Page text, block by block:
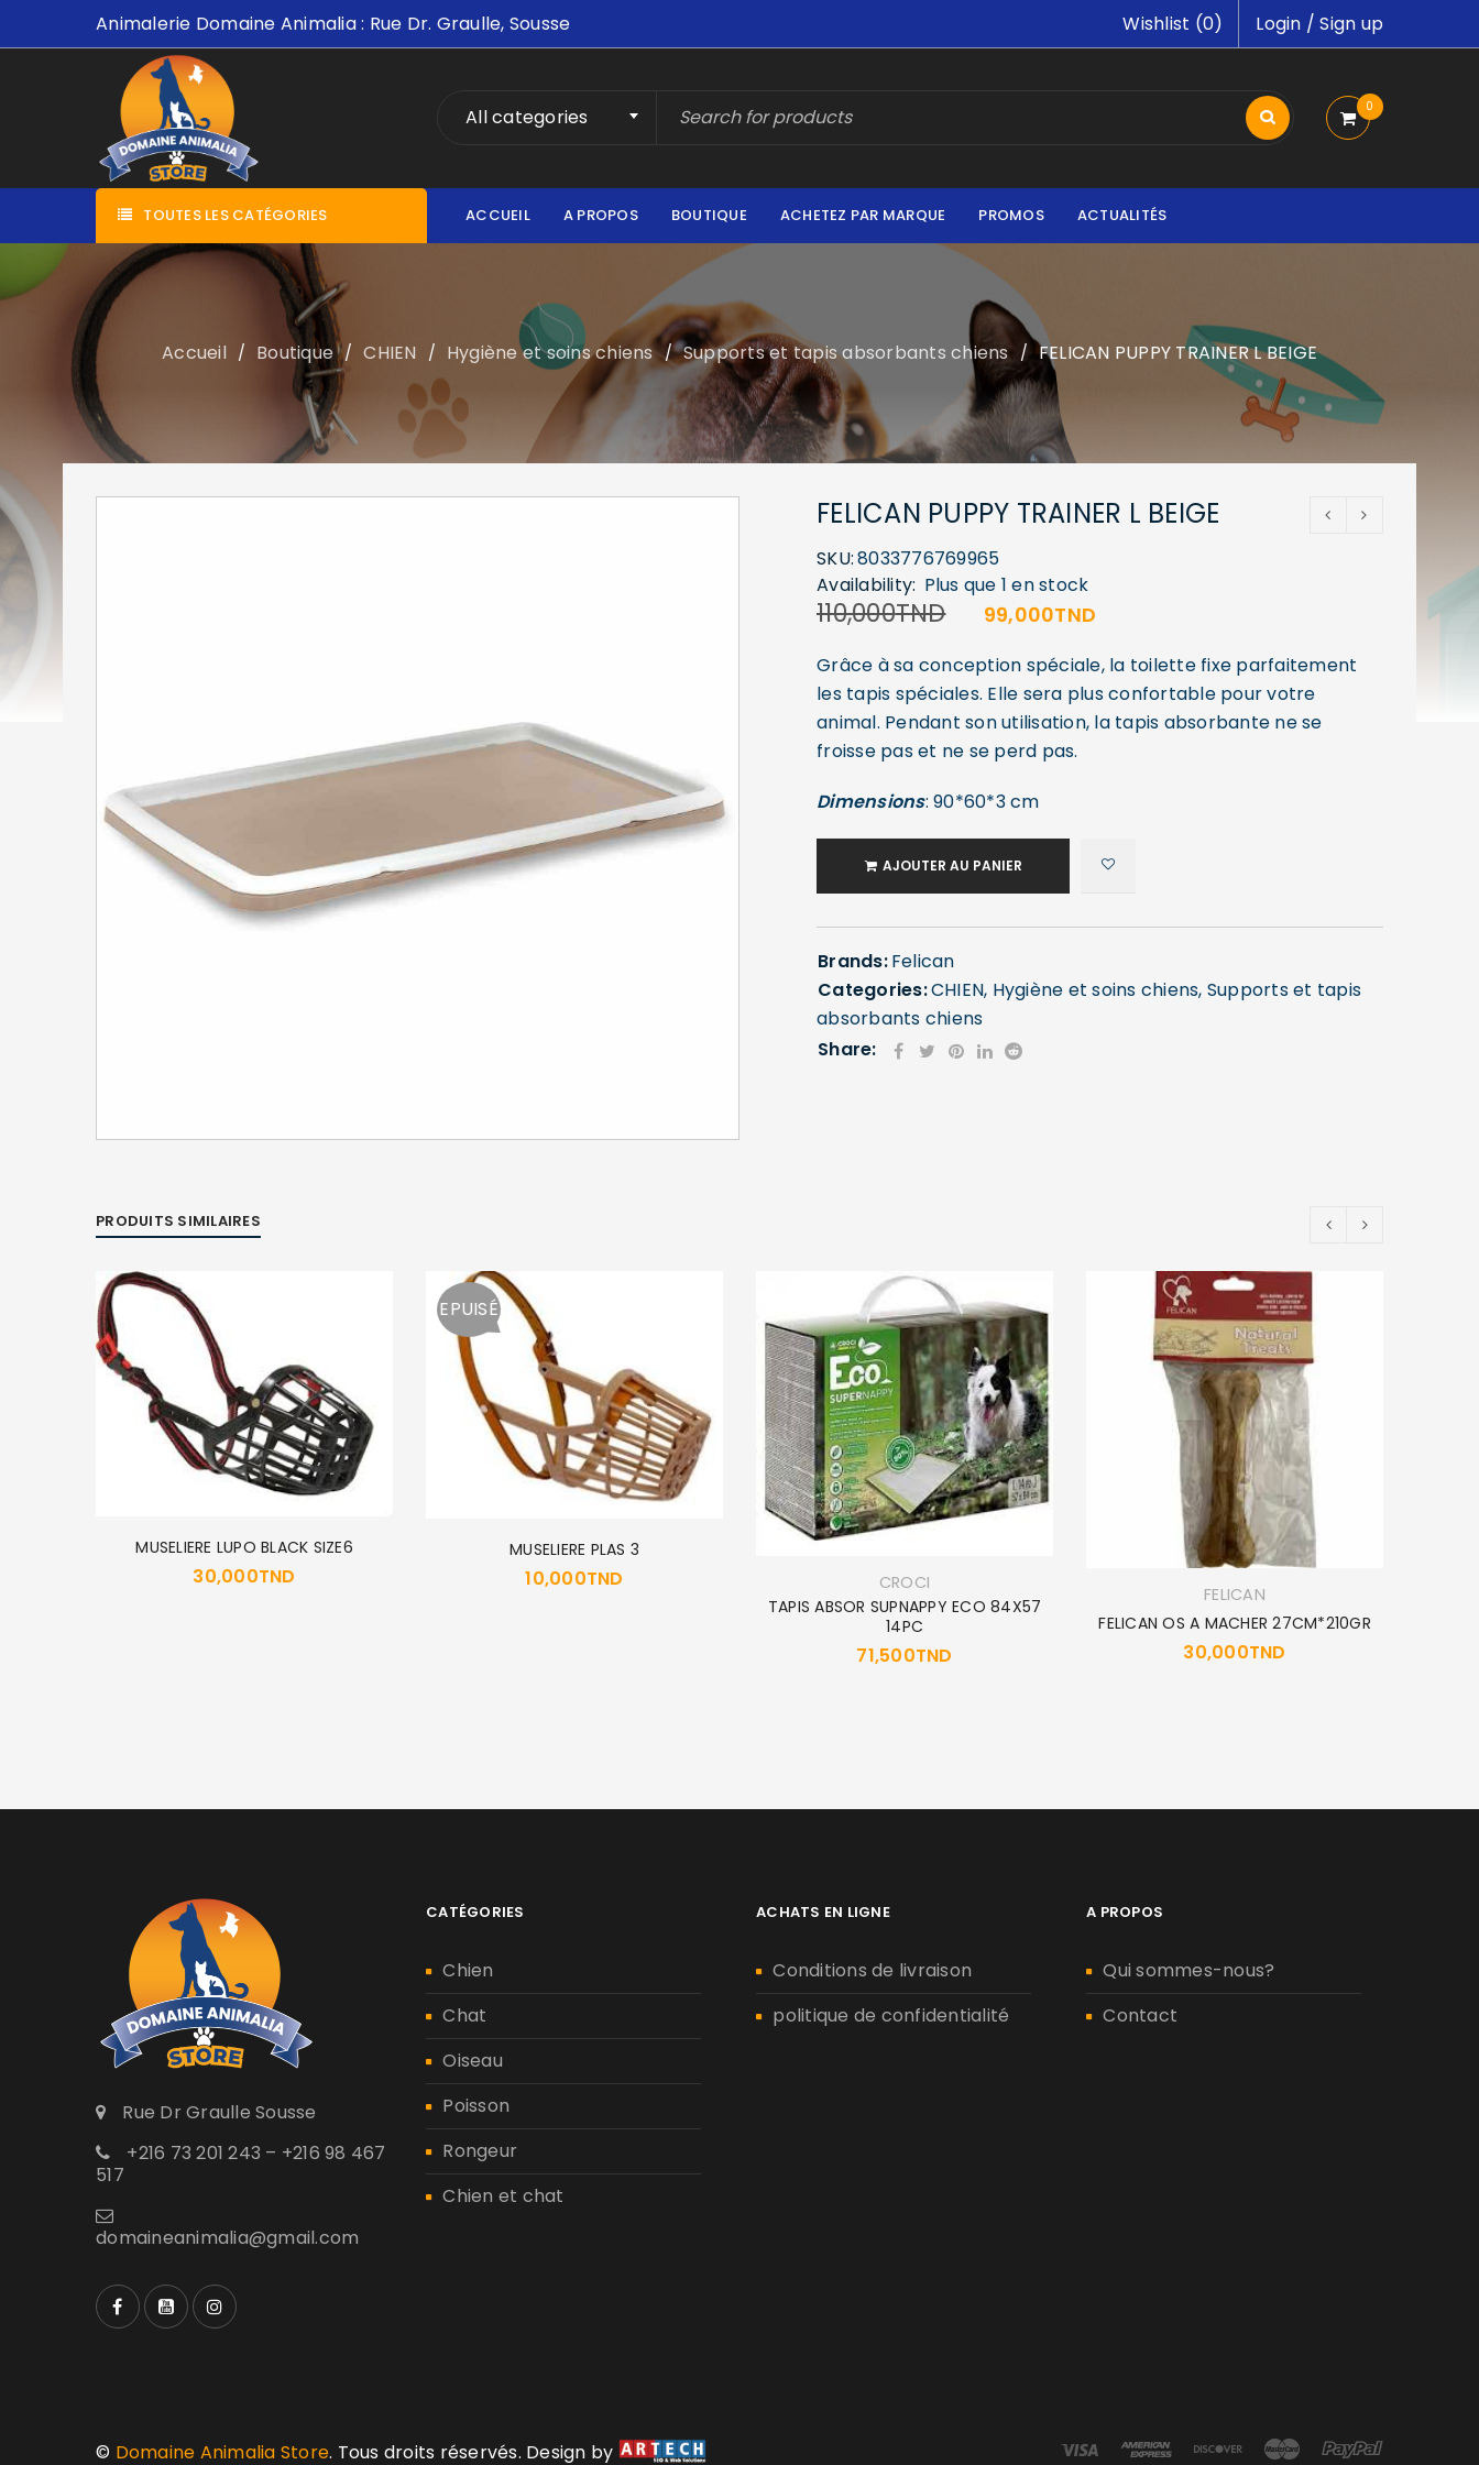
Se souvenir de moi
SE CONNECTER
MOT DE PASSE PERDU ?
Animalerie Domaine Animalia : Rue Dr. Graulle, Sousse Login /Sign up
Wishlist (0)
All categories 0
TOUTES LES CATÉGORIES ACCUEIL A PROPOS BOUTIQUE ACHETEZ PAR MARQUE PROMOS ACTUALITÉS
Accueil / Boutique / CHIEN / Hygiène et soins chiens / Supports et tapis absorbants chiens / FELICAN PUPPY TRAINER L BEIGE
FELICAN PUPPY TRAINER L BEIGE
SKU:8033776769965
Availability: Plus que 1 en stock
110,000TND 99,000TND
Grâce à sa conception spéciale, la toilette fixe parfaitement
les tapis spéciales. Elle sera plus confortable pour votre
animal. Pendant son utilisation, la tapis absorbante ne se
froisse pas et ne se perd pas.
Dimensions: 90*60*3 cm
AJOUTER AU PANIER
Brands:Felican
Categories:CHIEN, Hygiène et soins chiens, Supports et tapis
absorbants chiens
Share:
PRODUITS SIMILAIRES
MUSELIERE LUPO BLACK SIZE6
30,000TND
EPUISÉ
MUSELIERE PLAS 3
10,000TND
CROCI
TAPIS ABSOR SUPNAPPY ECO 84X57
14PC
71,500TND
FELICAN
FELICAN OS A MACHER 27CM*210GR
30,000TND
Rue Dr Graulle Sousse
+216 73 201 243 – +216 98 467
517
domaineanimalia@gmail.com
CATÉGORIES
Chien
Chat
Oiseau
Poisson
Rongeur
Chien et chat
ACHATS EN LIGNE
Conditions de livraison
politique de confidentialité
A PROPOS
Qui sommes-nous?
Contact
© Domaine Animalia Store. Tous droits réservés. Design by